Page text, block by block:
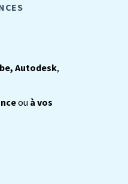
Autodesk,
ou à vos